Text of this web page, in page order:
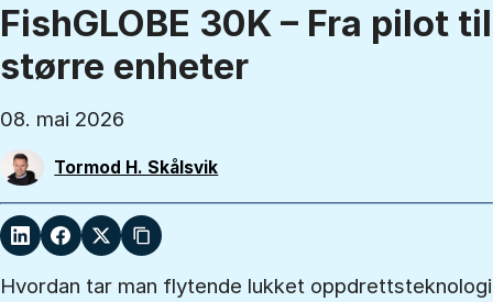
FishGLOBE 30K – Fra pilot til
større enheter
08. mai 2026
Tormod H. Skålsvik
Hvordan tar man flytende lukket oppdrettsteknologi